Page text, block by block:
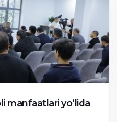
manfaatlari yo‘lida